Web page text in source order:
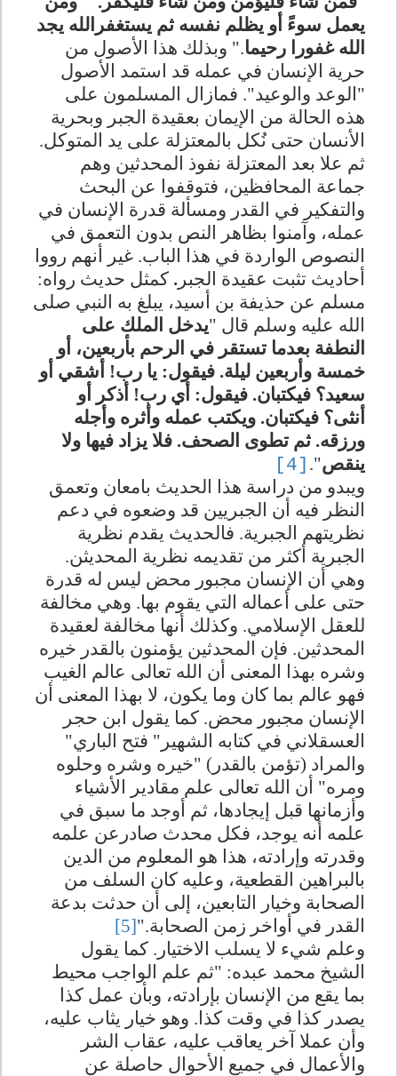
يعمل سوءً أو يظلم نفسه ثم يستغفرالله يجد
الله غفورا رحيما." وبذلك هذا الأصول من
حرية الإنسان في عمله قد استمد الأصول
"الوعد والوعيد". فمازال المسلمون على
هذه الحالة من الإيمان بعقيدة الجبر وبحرية
الأنسان حتى نُكل بالمعتزلة على يد المتوكل.
ثم علا بعد المعتزلة نفوذ المحدثين وهم
جماعة المحافظين، فتوقفوا عن البحث
والتفكير في القدر ومسألة قدرة الإنسان في
عمله، وآمنوا بظاهر النص بدون التعمق في
النصوص الواردة في هذا الباب. غير أنهم رووا
أحاديث تثبت عقيدة الجبر . كمثل حديث رواه:
مسلم عن حذيفة بن أسيد، يبلغ به النبي صلى
الله عليه وسلم قال "يدخل الملك على
النطفة بعدما تستقر في الرحم بأربعين، أو
خمسة وأربعين ليلة. فيقول: يا رب! أشقي أو
سعيد؟ فيكتبان. فيقول: أي رب! أذكر أو
أنثى؟ فيكتبان. ويكتب عمله وأثره وأجله
ورزقه. ثم تطوى الصحف. فلا يزاد فيها ولا
ينقص".
[4]
ويبدو من دراسة هذا الحديث بامعان وتعمق
النظر فيه أن الجبريين قد وضعوه في دعم
نظريتهم الجبرية. فالحديث يقدم نظرية
الجبرية أكثر من تقديمه نظرية المحديثن.
وهي أن الإنسان مجبور محض ليس له قدرة
حتى على أعماله التي يقوم بها. وهي مخالفة
للعقل الإسلامي. وكذلك أنها مخالفة لعقيدة
المحدثين. فإن المحدثين يؤمنون بالقدر خيره
وشره بهذا المعنى أن الله تعالى عالم الغيب
فهو عالم بما كان وما يكون، لا بهذا المعنى أن
الإنسان مجبور محض. كما يقول ابن حجر
العسقلاني في كتابه الشهير" فتح الباري"
والمراد (تؤمن بالقدر) "خيره وشره وحلوه
ومره" أن الله تعالى علم مقادير الأشياء
وأزمانها قبل إيجادها، ثم أوجد ما سبق في
علمه أنه يوجد، فكل محدث صادرعن علمه
وقدرته وإرادته، هذا هو المعلوم من الدين
بالبراهين القطعية، وعليه كان السلف من
الصحابة وخيار التابعين، إلى أن حدثت بدعة
القدر في أواخر زمن الصحابة."[5]
وعلم شيء لا يسلب الاختيار. كما يقول
الشيخ محمد عبده: "ثم علم الواجب محيط
بما يقع من الإنسان بإرادته، وبأن عمل كذا
يصدر كذا في وقت كذا. وهو خيار يثاب عليه،
وأن عملا آخر يعاقب عليه، عقاب الشر
والأعمال في جميع الأحوال حاصلة عن